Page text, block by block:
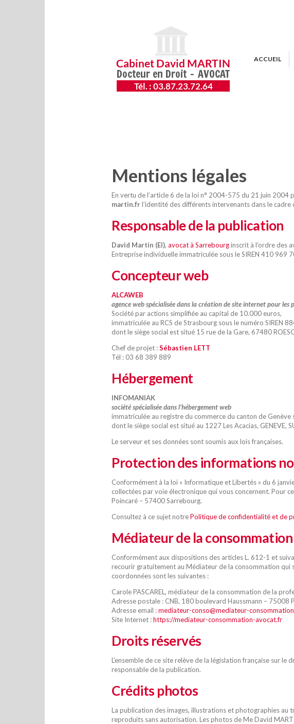
ACCUEIL
Mentions légales
En vertu de l’article 6 de la loi n° 2004-575 du 21 juin 2004
martin.frl’identité des différents intervenants dans le cadre
Responsable de la publication
David Martin (EI), avocat à Sarrebourginscrit à l’ordre des
Entreprise individuelle immatriculée sous le SIREN 410 969
Concepteur web
ALCAWEB
agence web spécialisée dans la création de site internet pour les
Société par actions simplifiée au capital de 10.000 euros,
immatriculée au RCS de Strasbourg sous le numéro SIREN
dont le siège social est situé 15 rue de la Gare, 67480
Chef de projet :Sébastien LETT
Tél : 03 68 389 889
Hébergement
INFOMANIAK
société spécialisée dans l’hébergement web
immatriculée au registre du commerce du canton de
dont le siège social est situé au 1227 Les Acacias, GENEVE,
Le serveur et ses données sont soumis aux lois françaises.
Protection des informations
Conformément à la loi « Informatique et Libertés » du 6
collectées par voie électronique qui vous concernent. Pour
Poincaré – 57400 Sarrebourg.
Consultez à ce sujet notrePolitique de confidentialité et de
Médiateur de la consommation
Conformément aux dispositions des articles L. 612-1 et
recourir gratuitement au Médiateur de la consommation qui
coordonnées sont les suivantes :
Carole PASCAREL, médiateur de la consommation de la
Adresse postale : CNB, 180 boulevard Haussmann – 75008
Adresse email :mediateur-conso@mediateur-
Site Internet :https://mediateur-consommation-avocat.fr
Droits réservés
L’ensemble de ce site relève de la législation française sur
responsable de la publication.
Crédits photos
La publication des images, illustrations et photographies au
reproduits sans autorisation. Les photos de Me David